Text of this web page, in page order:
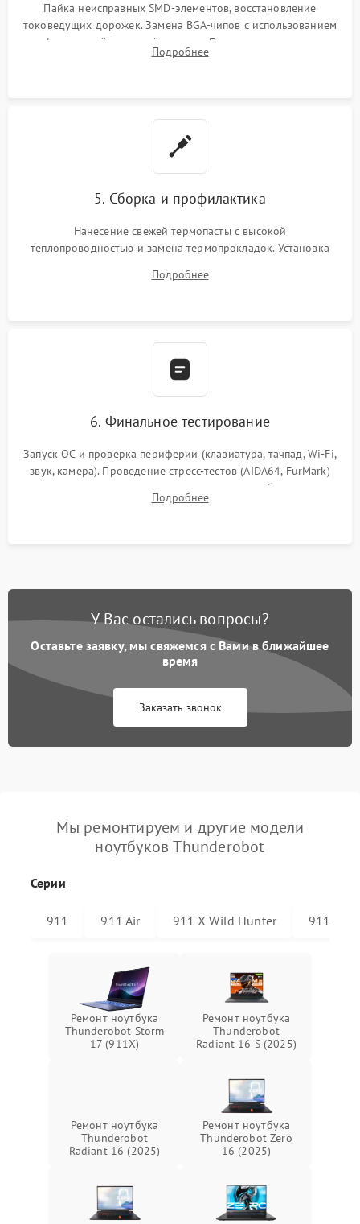
Пайка неисправных SMD-элементов, восстановление
токоведущих дорожек. Замена BGA-чипов с использованием
инфракрасной паяльной станции. Прошивка микросхемы
BIOS или замена поврежденных портов USB
Подробнее
5. Сборка и профилактика
Нанесение свежей термопасты с высокой
теплопроводностью и замена термопрокладок. Установка
шлейфов, модулей памяти и накопителей. Предварительная
Подробнее
6. Финальное тестирование
Запуск ОС и проверка периферии (клавиатура, тачпад, Wi-Fi,
звук, камера). Проведение стресс-тестов (AIDA64, FurMark)
для контроля температурного режима и стабильности
системы под пиковой нагрузкой.
Подробнее
У Вас остались вопросы?
Оставьте заявку, мы свяжемся с Вами в ближайшее
время
Заказать звонок
Мы ремонтируем и другие модели
ноутбуков Thunderobot
Серии
911 911 Air 911 X Wild Hunter 911 Plus
Ремонт ноутбука
Thunderobot Storm
17 (911X)
Ремонт ноутбука
Thunderobot
Radiant 16 S (2025)
Ремонт ноутбука
Thunderobot
Radiant 16 (2025)
Ремонт ноутбука
Thunderobot Zero
16 (2025)